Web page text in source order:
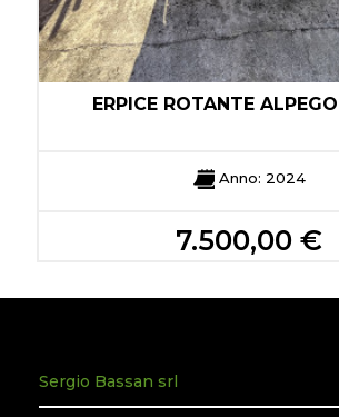
ERPICE ROTANTE
Anno: 2024
7.500,00 €
Sergio Bassan srl